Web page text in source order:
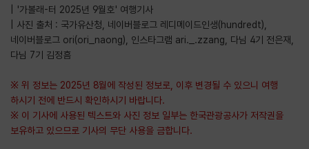
| '가볼래-터 2025년 9월호' 여행기사
| 사진 출처 : 국가유산청, 네이버블로그 레디메이드인생(hundredt),
네이버블로그 ori(ori_naong), 인스타그램 ari._.zzang, 다님 4기 전은재,
다님 7기 김정흠
※ 위 정보는 2025년 8월에 작성된 정보로, 이후 변경될 수 있으니 여행
하시기 전에 반드시 확인하시기 바랍니다.
※ 이 기사에 사용된 텍스트와 사진 정보 일부는 한국관광공사가 저작권을
보유하고 있으므로 기사의 무단 사용을 금합니다.